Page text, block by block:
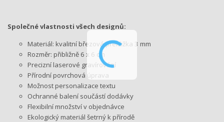
Společné vlastnosti všech designů:
Materiál: kvalitní březová překližka 3 mm
Rozměr: přibližně 6 x 6 cm
Precizní laserové gravírování
Přírodní povrchová úprava
Možnost personalizace textu
Ochranné balení součástí dodávky
Flexibilní množství v objednávce
Ekologický materiál šetrný k přírodě